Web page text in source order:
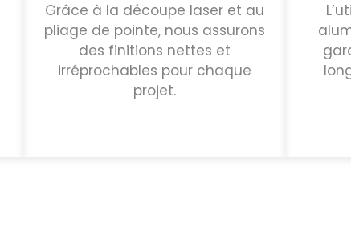
Grâce à la découpe laser et au
pliage de pointe, nous assurons
des finitions nettes et
irréprochables pour chaque
projet.